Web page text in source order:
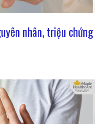
nhân, triệu chứng